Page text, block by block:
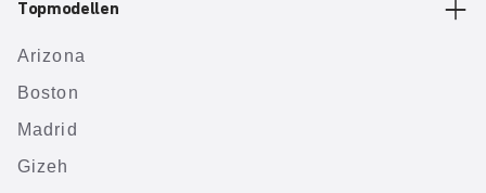
Topmodellen
Arizona
Boston
Madrid
Gizeh